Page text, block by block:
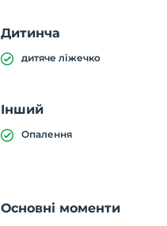
Дитинча
дитяче ліжечко
Інший
Опалення
Основні моменти